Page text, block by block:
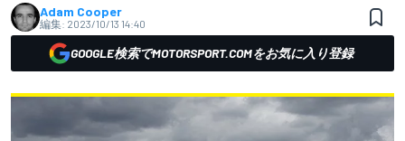
Adam Cooper
編集: 2023/10/13 14:40
GOOGLE検索でMOTORSPORT.COMをお気に入り登録